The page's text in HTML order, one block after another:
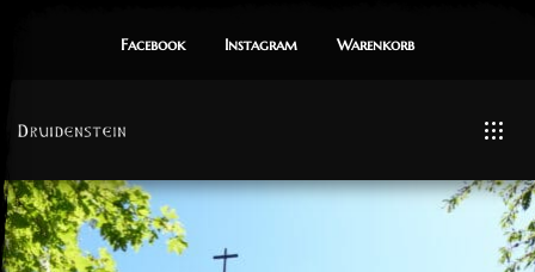
Facebook Instagram Warenkorb